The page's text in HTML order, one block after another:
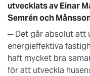
utvecklats av Einar
Semrén och
─ Det går absolut att
energieffektiva
haft mycket bra
för att utveckla